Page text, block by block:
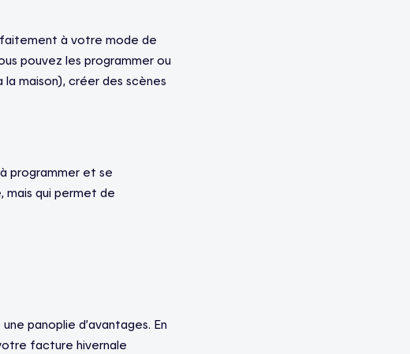
à votre mode de
pouvez les programmer ou
maison), créer des scènes
programmer et se
mais qui permet de
panoplie d’avantages. En
facture hivernale